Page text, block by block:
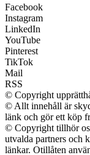
Facebook
Instagram
LinkedIn
YouTube
Pinterest
TikTok
Mail
RSS
© Copyright
© Allt innehåll är
länk och gör ett köp
© Copyright tillhör
utvalda partners och
länkar. Otillåten